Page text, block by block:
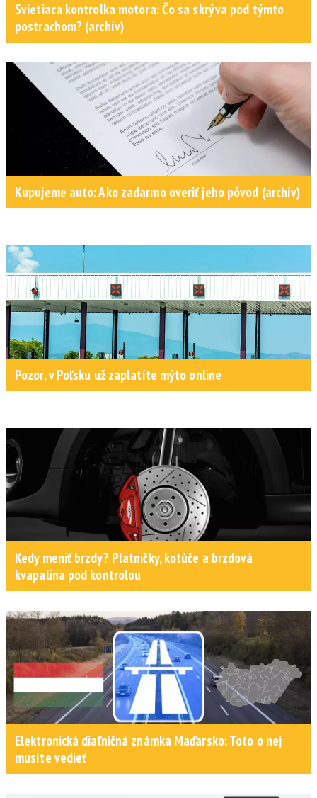
Svietiaca kontrolka motora: Čo sa skrýva pod týmto
postrachom? (archív)
Kupujeme auto: Ako zadarmo overiť jeho pôvod (archív)
Pozor, v Poľsku už zaplatíte mýto online
Kedy meniť brzdy? Platničky, kotúče a brzdová
kvapalina pod kontrolou
Elektronická diaľničná známka Maďarsko: Toto o nej
musíte vedieť